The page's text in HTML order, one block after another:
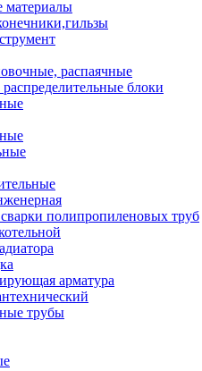
материалы
распаячные
блоки
полипропиленовых труб
арматура
трубы